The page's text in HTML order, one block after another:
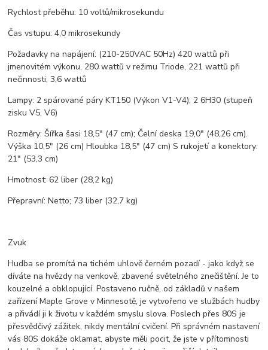
Rychlost přeběhu: 10 voltů/mikrosekundu
Čas vstupu: 4,0 mikrosekundy
Požadavky na napájení: (210-250VAC 50Hz) 420 wattů při
jmenovitém výkonu, 280 wattů v režimu Triode, 221 wattů při
nečinnosti, 3,6 wattů
Lampy: 2 spárované páry KT150 (Výkon V1-V4); 2 6H30 (stupeň
zisku V5, V6)
Rozměry: Šířka šasi 18,5" (47 cm); Čelní deska 19,0" (48,26 cm).
Výška 10,5" (26 cm) Hloubka 18,5" (47 cm) S rukojetí a konektory:
21" (53,3 cm)
Hmotnost: 62 liber (28,2 kg)
Přepravní: Netto; 73 liber (32,7 kg)
Zvuk
Hudba se promítá na tichém uhlově černém pozadí - jako když se
díváte na hvězdy na venkově, zbavené světelného znečištění. Je to
kouzelné a obklopující. Postaveno ručně, od základů v našem
zařízení Maple Grove v Minnesotě, je vytvořeno ve službách hudby
a přivádí ji k životu v každém smyslu slova. Poslech přes 80S je
přesvědčivý zážitek, nikdy mentální cvičení. Při správném nastavení
vás 80S dokáže oklamat, abyste měli pocit, že jste v přítomnosti